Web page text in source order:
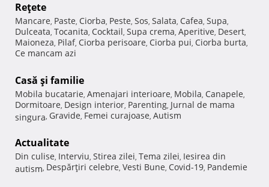
Reţete
Mancare, Paste, Ciorba, Peste, Sos, Salata, Cafea, Supa,
Dulceata, Tocanita, Cocktail, Supa crema, Aperitive, Desert,
Maioneza, Pilaf, Ciorba perisoare, Ciorba pui, Ciorba burta,
Ce mancam azi
Casă şi familie
Mobila bucatarie, Amenajari interioare, Mobila, Canapele,
Dormitoare, Design interior, Parenting, Jurnal de mama
singura, Gravide, Femei curajoase, Autism
Actualitate
Din culise, Interviu, Stirea zilei, Tema zilei, Iesirea din
autism, Despărţiri celebre, Vesti Bune, Covid-19, Pandemie